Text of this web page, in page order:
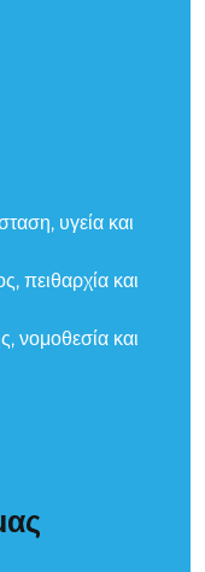
υγεία και
και
νομοθεσία και